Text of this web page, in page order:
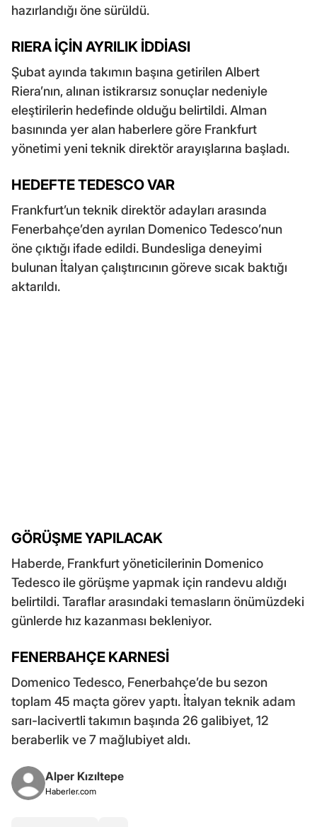
hazırlandığı öne sürüldü.
RIERA İÇİN AYRILIK İDDİASI
Şubat ayında takımın başına getirilen Albert
Riera’nın, alınan istikrarsız sonuçlar nedeniyle
eleştirilerin hedefinde olduğu belirtildi. Alman
basınında yer alan haberlere göre Frankfurt
yönetimi yeni teknik direktör arayışlarına başladı.
HEDEFTE TEDESCO VAR
Frankfurt’un teknik direktör adayları arasında
Fenerbahçe’den ayrılan Domenico Tedesco’nun
öne çıktığı ifade edildi. Bundesliga deneyimi
bulunan İtalyan çalıştırıcının göreve sıcak baktığı
aktarıldı.
GÖRÜŞME YAPILACAK
Haberde, Frankfurt yöneticilerinin Domenico
Tedesco ile görüşme yapmak için randevu aldığı
belirtildi. Taraflar arasındaki temasların önümüzdeki
günlerde hız kazanması bekleniyor.
FENERBAHÇE KARNESİ
Domenico Tedesco, Fenerbahçe’de bu sezon
toplam 45 maçta görev yaptı. İtalyan teknik adam
sarı-lacivertli takımın başında 26 galibiyet, 12
beraberlik ve 7 mağlubiyet aldı.
Alper Kızıltepe
Haberler.com